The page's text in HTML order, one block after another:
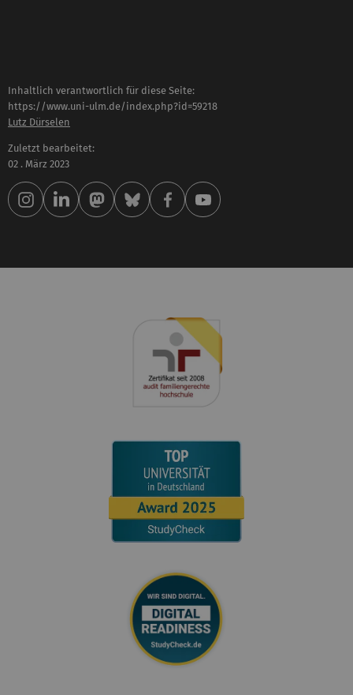
Inhaltlich verantwortlich für diese Seite:
https://www.uni-ulm.de/index.php?id=59218
Lutz Dürselen
Zuletzt bearbeitet:
02 . März 2023